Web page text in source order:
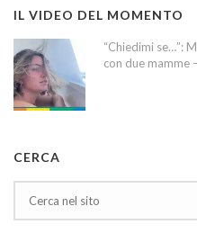
IL VIDEO DEL MOMENTO
“Chiedimi se…”:
con due mamme
CERCA